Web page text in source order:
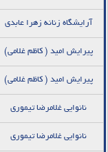
آرایشگاه زنانه زهرا عابدی
پيرايش اميد ( كاظم غلامی)
پيرايش اميد ( كاظم غلامی)
نانوایی غلامرضا تیموری
نانوایی غلامرضا تیموری